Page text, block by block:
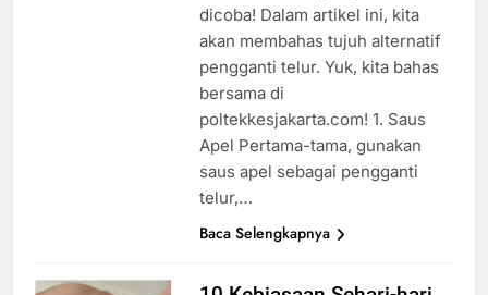
dicoba! Dalam artikel ini, kita
akan membahas tujuh alternatif
pengganti telur. Yuk, kita bahas
bersama di
poltekkesjakarta.com! 1. Saus
Apel Pertama-tama, gunakan
saus apel sebagai pengganti
telur,…
Baca Selengkapnya